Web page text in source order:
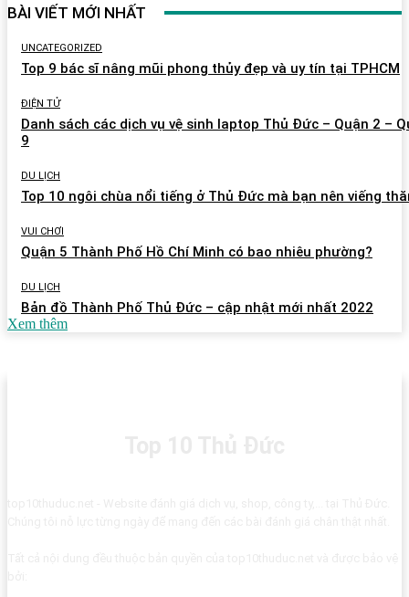
BÀI VIẾT MỚI NHẤT
UNCATEGORIZED
Top 9 bác sĩ nâng mũi phong thủy đẹp và uy tín tại TPHCM
ĐIỆN TỬ
Danh sách các dịch vụ vệ sinh laptop Thủ Đức – Quận 2 –
9
DU LỊCH
Top 10 ngôi chùa nổi tiếng ở Thủ Đức mà bạn nên viếng
VUI CHƠI
Quận 5 Thành Phố Hồ Chí Minh có bao nhiêu phường?
DU LỊCH
Bản đồ Thành Phố Thủ Đức – cập nhật mới nhất 2022
Xem thêm